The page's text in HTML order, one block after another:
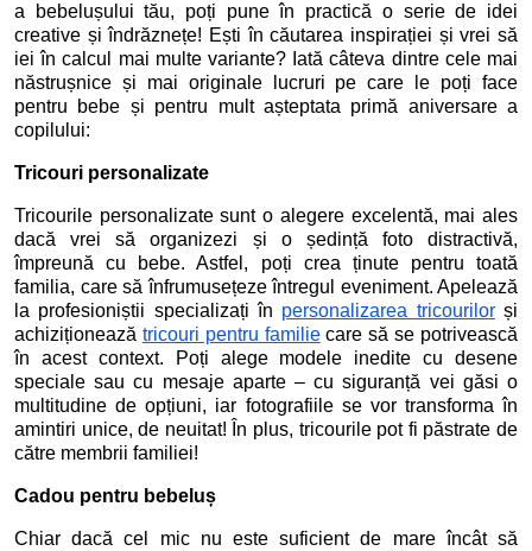
a bebelușului tău, poți pune în practică o serie de idei
creative și îndrăznețe! Ești în căutarea inspirației și vrei să
iei în calcul mai multe variante? Iată câteva dintre cele mai
năstrușnice și mai originale lucruri pe care le poți face
pentru bebe și pentru mult așteptata primă aniversare a
copilului:
Tricouri personalizate
Tricourile personalizate sunt o alegere excelentă, mai ales
dacă vrei să organizezi și o ședință foto distractivă,
împreună cu bebe. Astfel, poți crea ținute pentru toată
familia, care să înfrumusețeze întregul eveniment. Apelează
la profesioniștii specializați în personalizarea tricourilorși
achiziționează tricouri pentru familiecare să se potrivească
în acest context. Poți alege modele inedite cu desene
speciale sau cu mesaje aparte – cu siguranță vei găsi o
multitudine de opțiuni, iar fotografiile se vor transforma în
amintiri unice, de neuitat! În plus, tricourile pot fi păstrate de
către membrii familiei!
Cadou pentru bebeluș
Chiar dacă cel mic nu este suficient de mare încât să